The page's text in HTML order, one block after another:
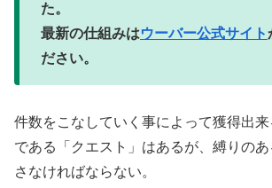
た。
最新の仕組みはウーバー公式サイト
ださい。
件数をこなしていく事によって獲得出
である「クエスト」はあるが、縛りの
さなければならない。